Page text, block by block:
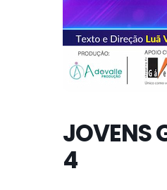
JOVENS
4